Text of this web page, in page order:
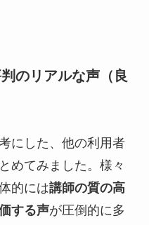
のリアルな声（良
にした、他の利用者
めてみました。様々
的には講師の質の高
する声が圧倒的に多